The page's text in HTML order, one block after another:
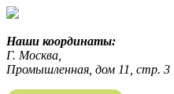
Наши координаты:
Г. Москва,
Промышленная, дом 11, стр. 3